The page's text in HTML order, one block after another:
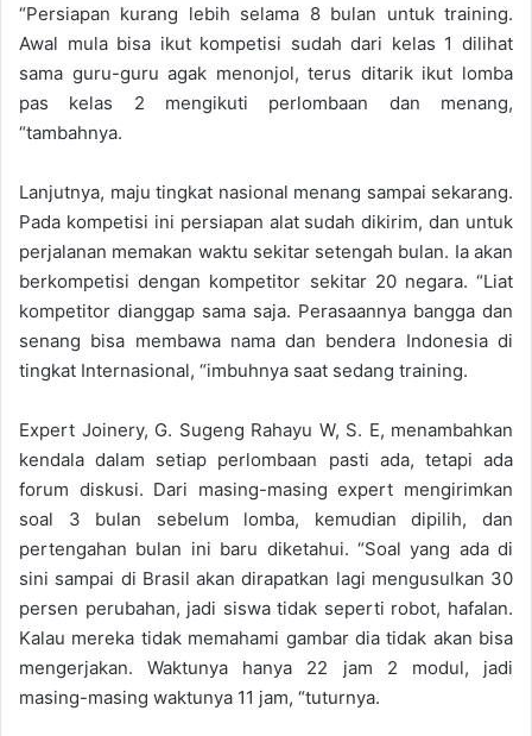
“Persiapan kurang lebih selama 8 bulan untuk training.
Awal mula bisa ikut kompetisi sudah dari kelas 1 dilihat
sama guru-guru agak menonjol, terus ditarik ikut lomba
pas kelas 2 mengikuti perlombaan dan menang,
“tambahnya.
Lanjutnya, maju tingkat nasional menang sampai sekarang.
Pada kompetisi ini persiapan alat sudah dikirim, dan untuk
perjalanan memakan waktu sekitar setengah bulan. Ia akan
berkompetisi dengan kompetitor sekitar 20 negara. “Liat
kompetitor dianggap sama saja. Perasaannya bangga dan
senang bisa membawa nama dan bendera Indonesia di
tingkat Internasional, “imbuhnya saat sedang training.
Expert Joinery, G. Sugeng Rahayu W, S. E, menambahkan
kendala dalam setiap perlombaan pasti ada, tetapi ada
forum diskusi. Dari masing-masing expert mengirimkan
soal 3 bulan sebelum lomba, kemudian dipilih, dan
pertengahan bulan ini baru diketahui. “Soal yang ada di
sini sampai di Brasil akan dirapatkan lagi mengusulkan 30
persen perubahan, jadi siswa tidak seperti robot, hafalan.
Kalau mereka tidak memahami gambar dia tidak akan bisa
mengerjakan. Waktunya hanya 22 jam 2 modul, jadi
masing-masing waktunya 11 jam, “tuturnya.